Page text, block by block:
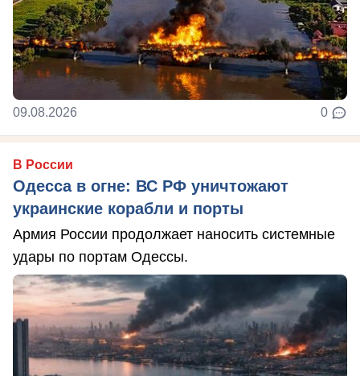
09.08.2026 0
В России
Одесса в огне: ВС РФ уничтожают
украинские корабли и порты
Армия России продолжает наносить системные
удары по портам Одессы.